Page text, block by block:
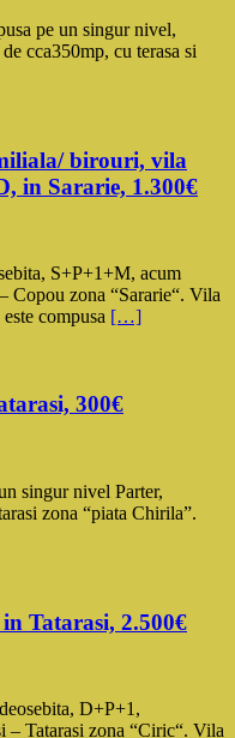
pe un singur nivel,
cca350mp, cu terasa si
birouri, vila
in Sararie, 1.300€
S+P+1+M, acum
Copou zona “Sararie“. Vila
compusa […]
300€
singur nivel Parter,
zona “piata Chirila”.
Tatarasi, 2.500€
D+P+1,
– Tatarasi zona “Ciric“. Vila